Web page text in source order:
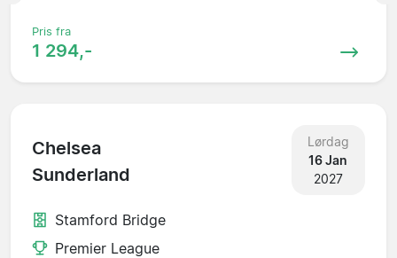
Pris fra
1 294,-
Chelsea
Sunderland
Lørdag
16 Jan
2027
Stamford Bridge
Premier League